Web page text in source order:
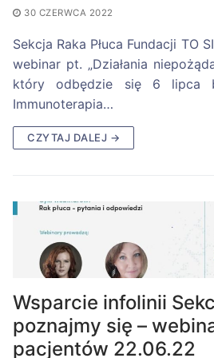
30 CZERWCA 2022
Sekcja Raka Płuca Fundacji TO
webinar pt. „Działania
który odbędzie się 6 lipca
Immunoterapia…
CZYTAJ DALEJ →
Wsparcie infolinii
poznajmy się –
pacjentów 22.06.22